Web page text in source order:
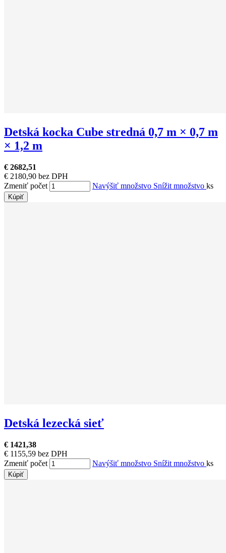
Detská kocka Cube stredná 0,7 m × 0,7 m
× 1,2 m
€ 2682,51
€ 2180,90 bez DPH
Zmeniť počet
Navýšiť množstvo Snížit množstvo ks
Kúpiť
Detská lezecká sieť
€ 1421,38
€ 1155,59 bez DPH
Zmeniť počet
Navýšiť množstvo Snížit množstvo ks
Kúpiť